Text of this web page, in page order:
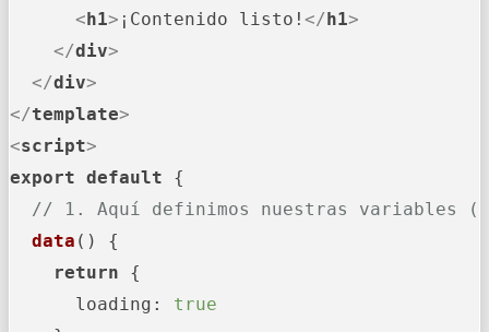
< h1> ¡Contenido listo! </ h1>
</div>
</div>
</template>
<script>
export default {
// 1. Aquí definimos nuestras variables
data ( ) {
return {
loading : true